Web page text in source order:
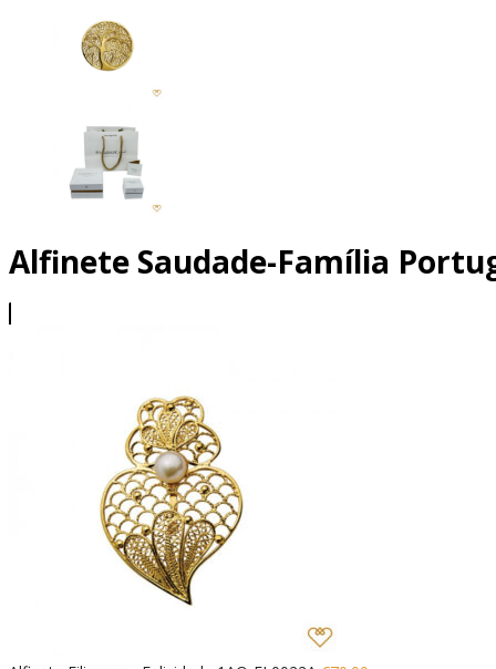
Alfinete Saudade-Família